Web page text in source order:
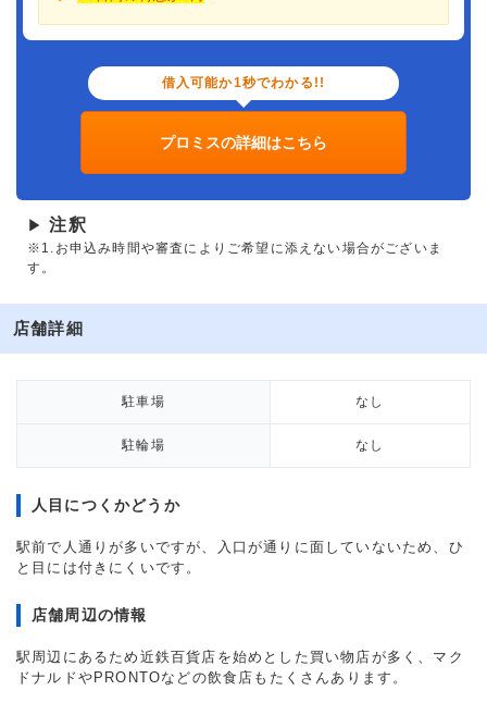
借入可能か1秒でわかる!!
プロミスの詳細はこちら
▶ 注釈
※1.お申込み時間や審査によりご希望に添えない場合がございま
す。
店舗詳細
駐車場 なし
駐輪場 なし
人目につくかどうか
駅前で人通りが多いですが、入口が通りに面していないため、ひ
と目には付きにくいです。
店舗周辺の情報
駅周辺にあるため近鉄百貨店を始めとした買い物店が多く、マク
ドナルドやPRONTOなどの飲食店もたくさんあります。